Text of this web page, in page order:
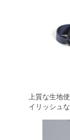
上質な生地
イリッシュ